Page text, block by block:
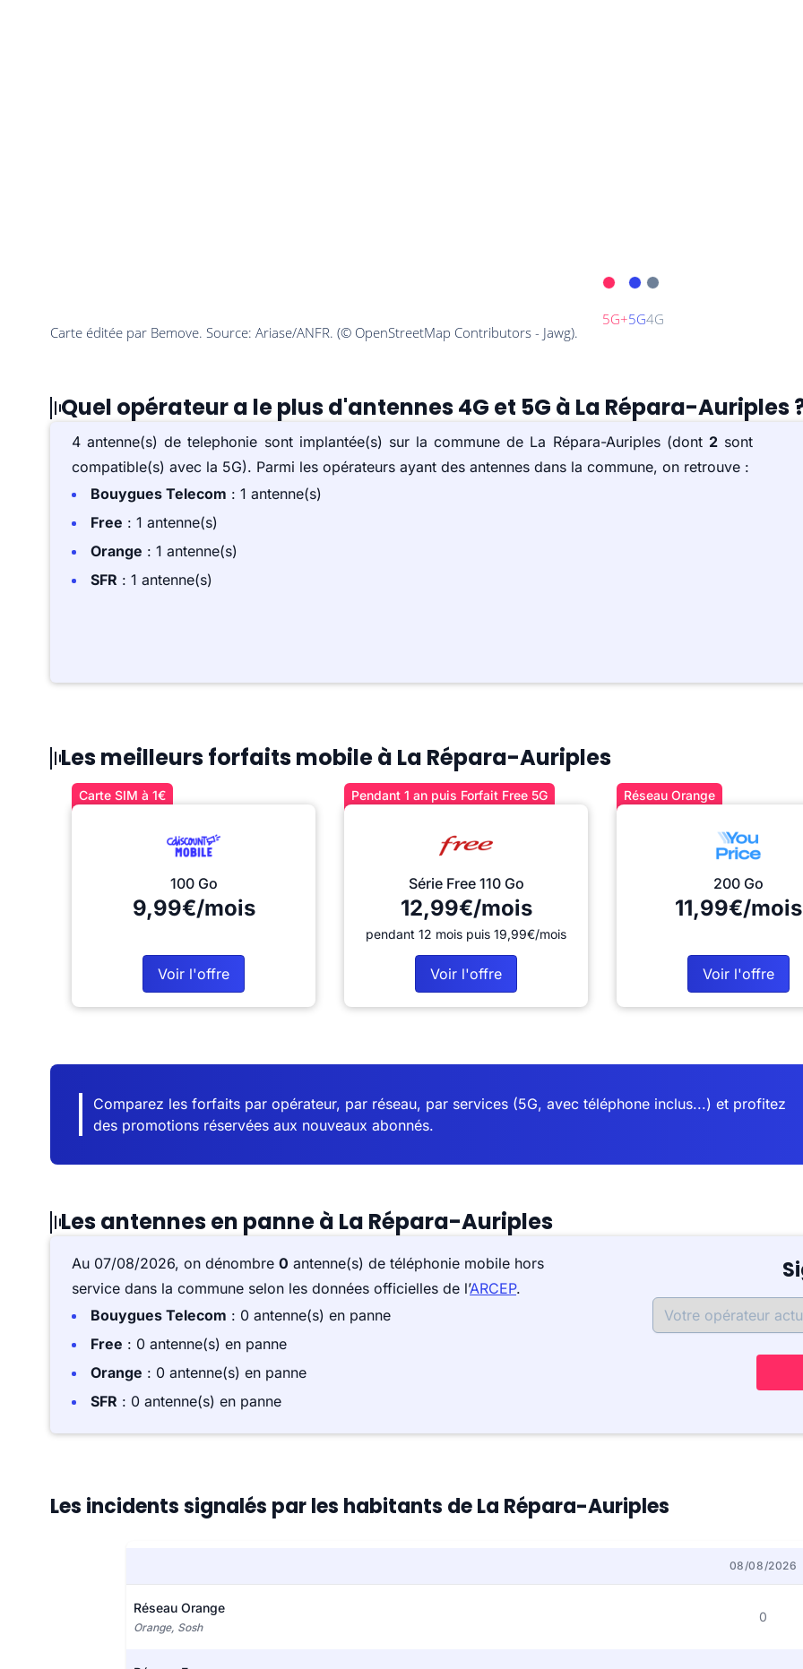
Quel opérateur a le plus d'antennes 4G et 5G à La Répara-Auriples
4 antenne(s) de telephonie sont implantée(s) sur la commune de La Répara-Auriples (dont 2sont
compatible(s) avec la 5G). Parmi les opérateurs ayant des antennes dans la commune, on retrouve :
Bouygues Telecom : 1 antenne(s)
Free : 1 antenne(s)
Orange : 1 antenne(s)
SFR : 1 antenne(s)
Les meilleurs forfaits mobile à La Répara-Auriples
Carte SIM à 1€
100 Go
9,99€/mois
Voir l'offre
Pendant 1 an puis Forfait Free 5G
Série Free 110 Go
12,99€/mois
pendant 12 mois puis 19,99€/mois
Voir l'offre
Réseau Orange
200 Go
11,99€/mois
Voir l'offre
Comparez les forfaits par opérateur, par réseau, par services (5G, avec téléphone inclus...) et profitez
des promotions réservées aux nouveaux abonnés.
Les antennes en panne à La Répara-Auriples
Au 07/08/2026, on dénombre 0 antenne(s) de téléphonie mobile hors
service dans la commune selon les données officielles de l’ARCEP.
Bouygues Telecom : 0 antenne(s) en panne
Free : 0 antenne(s) en panne
Orange : 0 antenne(s) en panne
SFR : 0 antenne(s) en panne
Les incidents signalés par les habitants de La Répara-Auriples
08/08/2026
Réseau Orange
Orange, Sosh
0